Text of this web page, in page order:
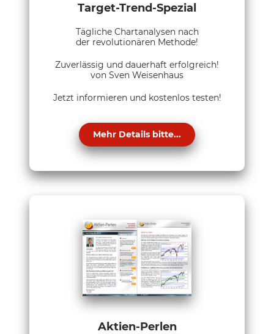
Target-Trend-Spezial
Tägliche Chartanalysen nach
der revolutionären Methode!
Zuverlässig und dauerhaft erfolgreich!
von Sven Weisenhaus
Jetzt informieren und kostenlos testen!
Mehr Details bitte...
Aktien-Perlen